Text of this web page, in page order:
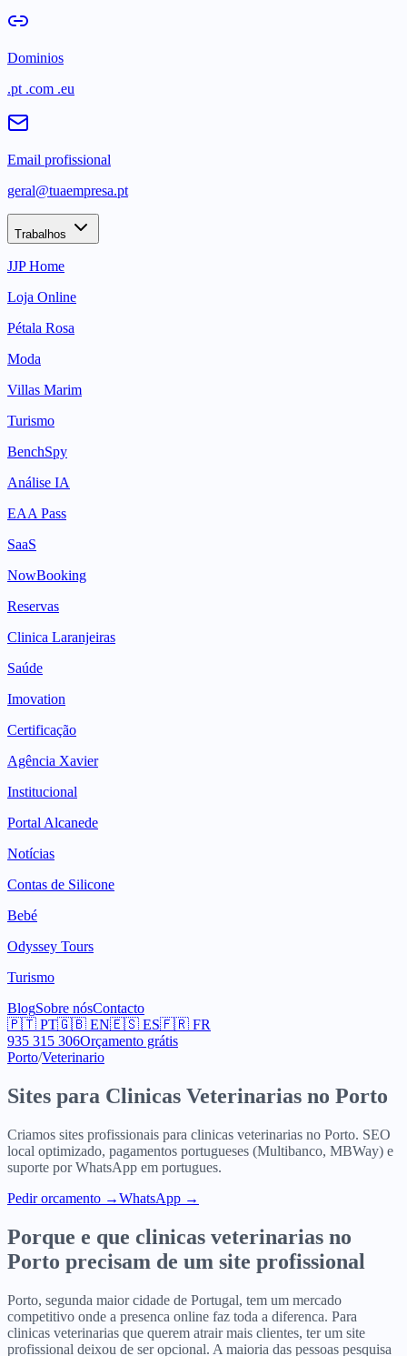
Dominios
.pt .com .eu
Email profissional
geral@tuaempresa.pt
Trabalhos
JJP Home
Loja Online
Pétala Rosa
Moda
Villas Marim
Turismo
BenchSpy
Análise IA
EAA Pass
SaaS
NowBooking
Reservas
Clinica Laranjeiras
Saúde
Imovation
Certificação
Agência Xavier
Institucional
Portal Alcanede
Notícias
Contas de Silicone
Bebé
Odyssey Tours
Turismo
BlogSobre nósContacto
🇵🇹 PT🇬🇧 EN🇪🇸 ES🇫🇷 FR
935 315 306Orçamento grátis
Porto/Veterinario
Sites para Clinicas Veterinarias no Porto
Criamos sites profissionais para clinicas veterinarias no Porto. SEO
local optimizado, pagamentos portugueses (Multibanco, MBWay) e
suporte por WhatsApp em portugues.
Pedir orcamento →WhatsApp →
Porque e que clinicas veterinarias no
Porto precisam de um site profissional
Porto, segunda maior cidade de Portugal, tem um mercado
competitivo onde a presenca online faz toda a diferenca. Para
clinicas veterinarias que querem atrair mais clientes, ter um site
profissional deixou de ser opcional. A maioria das pessoas pesquisa